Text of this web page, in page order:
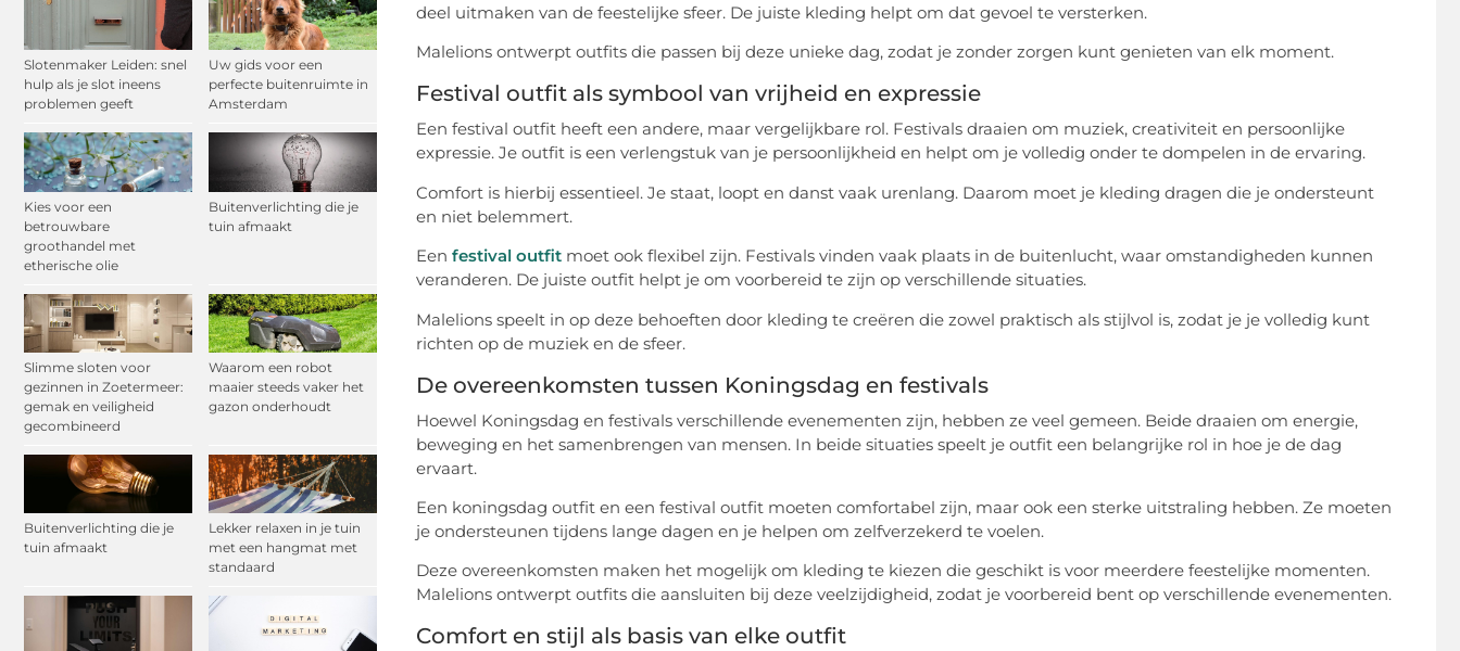
Slotenmaker Leiden: snel
hulp als je slot ineens
problemen geeft
Uw gids voor een
perfecte buitenruimte in
Amsterdam
Kies voor een
betrouwbare
groothandel met
etherische olie
Buitenverlichting die je
tuin afmaakt
Slimme sloten voor
gezinnen in Zoetermeer:
gemak en veiligheid
gecombineerd
Waarom een robot
maaier steeds vaker het
gazon onderhoudt
Buitenverlichting die je
tuin afmaakt
Lekker relaxen in je tuin
met een hangmat met
standaard
deel uitmaken van de feestelijke sfeer. De juiste kleding helpt om dat gevoel te versterken.
Malelions ontwerpt outfits die passen bij deze unieke dag, zodat je zonder zorgen kunt genieten van elk moment.
Festival outfit als symbool van vrijheid en expressie
Een festival outfit heeft een andere, maar vergelijkbare rol. Festivals draaien om muziek, creativiteit en persoonlijke
expressie. Je outfit is een verlengstuk van je persoonlijkheid en helpt om je volledig onder te dompelen in de ervaring.
Comfort is hierbij essentieel. Je staat, loopt en danst vaak urenlang. Daarom moet je kleding dragen die je ondersteunt
en niet belemmert.
Een festival outfit moet ook flexibel zijn. Festivals vinden vaak plaats in de buitenlucht, waar omstandigheden kunnen
veranderen. De juiste outfit helpt je om voorbereid te zijn op verschillende situaties.
Malelions speelt in op deze behoeften door kleding te creëren die zowel praktisch als stijlvol is, zodat je je volledig kunt
richten op de muziek en de sfeer.
De overeenkomsten tussen Koningsdag en festivals
Hoewel Koningsdag en festivals verschillende evenementen zijn, hebben ze veel gemeen. Beide draaien om energie,
beweging en het samenbrengen van mensen. In beide situaties speelt je outfit een belangrijke rol in hoe je de dag
ervaart.
Een koningsdag outfit en een festival outfit moeten comfortabel zijn, maar ook een sterke uitstraling hebben. Ze moeten
je ondersteunen tijdens lange dagen en je helpen om zelfverzekerd te voelen.
Deze overeenkomsten maken het mogelijk om kleding te kiezen die geschikt is voor meerdere feestelijke momenten.
Malelions ontwerpt outfits die aansluiten bij deze veelzijdigheid, zodat je voorbereid bent op verschillende evenementen.
Comfort en stijl als basis van elke outfit